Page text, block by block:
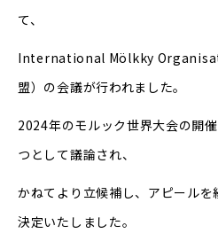
て、
International Mölkky
盟）の会議が行われました。
2024年のモルック世界大会の開
つとして議論され、
かねてより立候補し、アピール
決定いたしました。